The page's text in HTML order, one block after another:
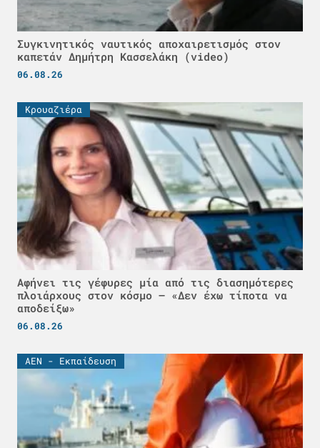
Συγκινητικός ναυτικός αποχαιρετισμός στον
καπετάν Δημήτρη Κασσελάκη (video)
06.08.26
Κρουαζιέρα
Αφήνει τις γέφυρες μία από τις διασημότερες
πλοιάρχους στον κόσμο – «Δεν έχω τίποτα να
αποδείξω»
06.08.26
ΑΕΝ - Εκπαίδευση